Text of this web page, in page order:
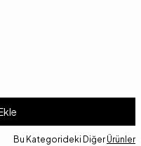
Bu Kategorideki Diğer Ürünler